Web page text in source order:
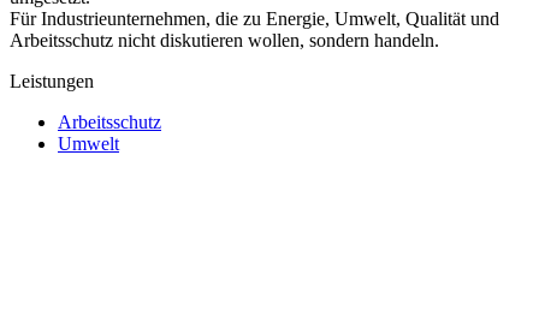
Für Industrieunternehmen, die zu Energie, Umwelt, Qualität und
Arbeitsschutz nicht diskutieren wollen, sondern handeln.
Leistungen
Arbeitsschutz
Umwelt